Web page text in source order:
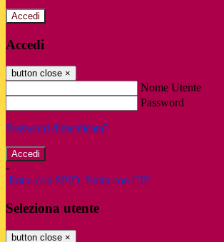
Accedi
Accedi
button close ×
Nome Utente
Password
Password dimenticata?
-
Entra con SPID Entra con CIE
Seleziona utente
button close ×